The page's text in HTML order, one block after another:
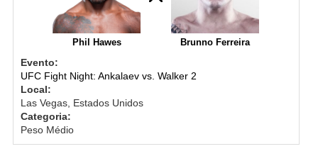
Phil Hawes Brunno Ferreira
Evento:
UFC Fight Night: Ankalaev vs. Walker 2
Local:
Las Vegas, Estados Unidos
Categoria:
Peso Médio